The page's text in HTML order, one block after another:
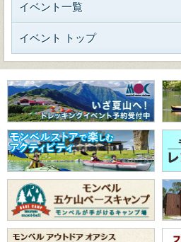
イベント一覧
イベント トップ